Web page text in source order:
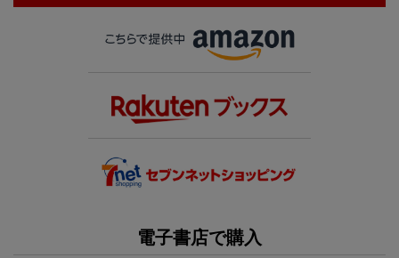
電子書店で購入